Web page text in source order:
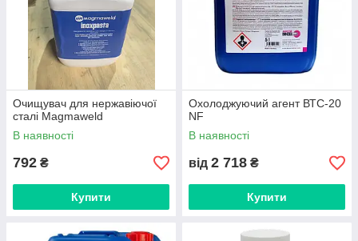
Очищувач для нержавіючої
сталі Magmaweld
В наявності
792 ₴
Купити
Охолоджуючий агент ВТС-20
NF
В наявності
від 2 718 ₴
Купити